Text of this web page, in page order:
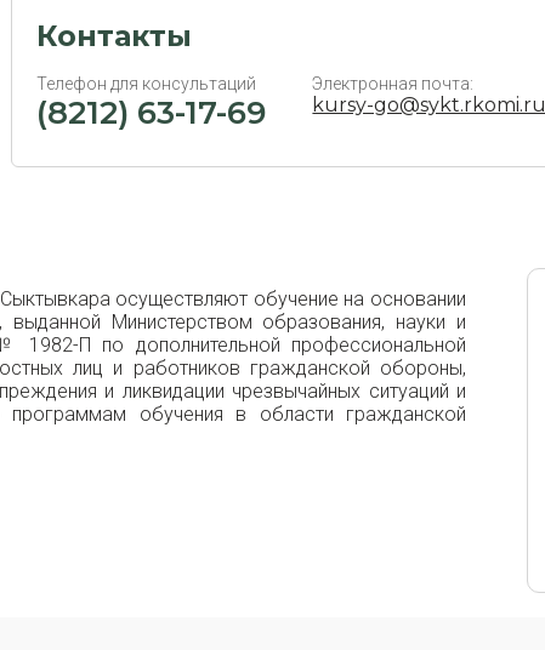
Контакты
Телефон для консультаций
(8212) 63-17-69
Электронная почта:
kursy-go@sykt.rkomi.ru
осуществляют обучение на основании
выданной Министерством образования, науки и
П по дополнительной профессиональной
лиц и работников гражданской обороны,
и ликвидации чрезвычайных ситуаций и
программам обучения в области гражданской